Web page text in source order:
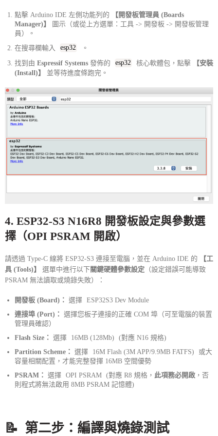
點擊 Arduino IDE 左側功能列的
【開發板管理員 (Boards
Manager)】
圖示（或從上方選單：工具 -> 開發板 -> 開發板管理
員）。
在搜尋欄輸入
esp32 。
找到由 Espressif Systems 發佈的 esp32 核心軟體包，點擊
【安裝
(Install)】
並等待進度條跑完。
4. ESP32-S3 N16R8 開發板設定與參數選
擇（OPI PSRAM 開啟）
請透過 Type-C 線將 ESP32-S3 連接至電腦，並在 Arduino IDE 的
【工
具 (Tools)】
選單中進行以下 關鍵硬體參數設定 （設定錯誤可能導致
PSRAM 無法讀取或燒錄失敗）：
開發板 (Board)： 選擇 ESP32S3 Dev Module
連接埠 (Port)： 選擇您板子連接的正確 COM 埠（可至電腦的裝置
管理員確認）
Flash Size： 選擇 16MB (128Mb)
(對應 N16 規格)
Partition Scheme： 選擇 16M Flash (3M APP/9.9MB FATFS)
或大
容量相關配置，才能完整發揮 16MB 空間優勢
PSRAM： 選擇 OPI PSRAM (對應 R8 規格， 此項務必開啟 ，否
則程式將無法啟用 8MB PSRAM 記憶體)
📝 第二步：編譯與燒錄測試